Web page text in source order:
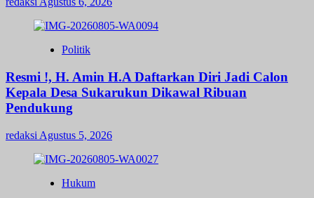
Politik
Resmi !, H. Amin H.A Daftarkan Diri Jadi Calon
Kepala Desa Sukarukun Dikawal Ribuan
Pendukung
redaksi Agustus 5, 2026
Hukum